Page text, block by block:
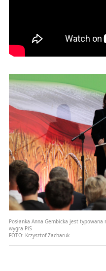
Posłanka Anna Gembicka jest
wygra PiS
FOTO: Krzysztof Zacharuk